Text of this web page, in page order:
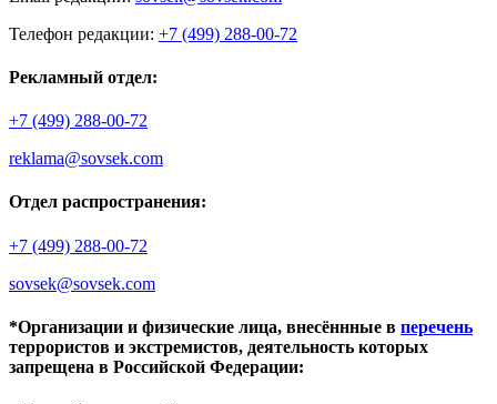
Телефон редакции: +7 (499) 288-00-72
Рекламный отдел:
+7 (499) 288-00-72
reklama@sovsek.com
Отдел распространения:
+7 (499) 288-00-72
sovsek@sovsek.com
*Организации и физические лица, внесённные в перечень
террористов и экстремистов, деятельность которых
запрещена в Российской Федерации: